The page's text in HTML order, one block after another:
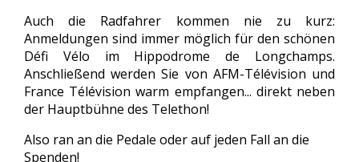
Auch die Radfahrer kommen nie zu kurz:
Anmeldungen sind immer möglich für den schönen
Défi Vélo im Hippodrome de Longchamps.
Anschließend werden Sie von AFM-Télévision und
France Télévision warm empfangen... direkt neben
der Hauptbühne des Telethon!
Also ran an die Pedale oder auf jeden Fall an die
Spenden!